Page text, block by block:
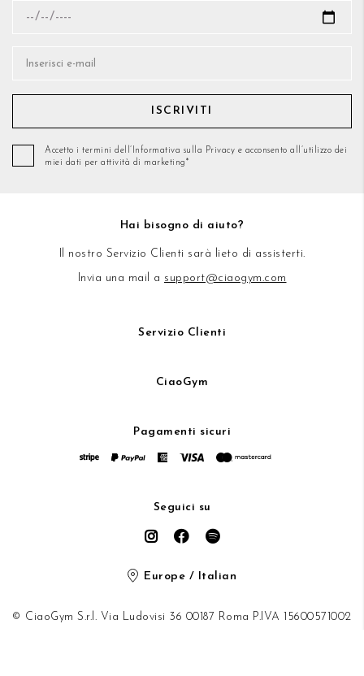
ISCRIVITI
Accetto i termini dell’Informativa sulla Privacy e acconsento all’utilizzo dei
miei dati per attività di marketing*
Hai bisogno di aiuto?
Il nostro Servizio Clienti sarà lieto di assisterti.
Invia una mail a support@ciaogym.com
Servizio Clienti
CiaoGym
Pagamenti sicuri
Seguici su
Europe / Italian
© CiaoGym S.r.l. Via Ludovisi 36 00187 Roma P.IVA 15600571002